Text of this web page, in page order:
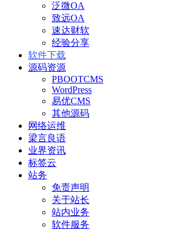
泛微OA
致远OA
速达财软
经验分享
软件下载
源码资源
PBOOTCMS
WordPress
易优CMS
其他源码
网络运维
梁言良语
业界资讯
标签云
站务
免责声明
关于站长
站内业务
软件服务